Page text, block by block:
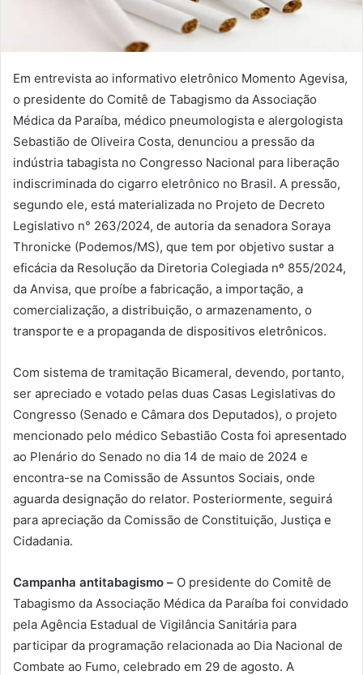
-
m
a
Em entrevista ao informativo eletrônico Momento Agevisa,
o presidente do Comitê de Tabagismo da Associação
Médica da Paraíba, médico pneumologista e alergologista
Sebastião de Oliveira Costa, denunciou a pressão da
indústria tabagista no Congresso Nacional para liberação
indiscriminada do cigarro eletrônico no Brasil. A pressão,
segundo ele, está materializada no Projeto de Decreto
Legislativo n° 263/2024, de autoria da senadora Soraya
Thronicke (Podemos/MS), que tem por objetivo sustar a
eficácia da Resolução da Diretoria Colegiada nº 855/2024,
da Anvisa, que proíbe a fabricação, a importação, a
comercialização, a distribuição, o armazenamento, o
transporte e a propaganda de dispositivos eletrônicos.
Com sistema de tramitação Bicameral, devendo, portanto,
ser apreciado e votado pelas duas Casas Legislativas do
Congresso (Senado e Câmara dos Deputados), o projeto
mencionado pelo médico Sebastião Costa foi apresentado
ao Plenário do Senado no dia 14 de maio de 2024 e
encontra-se na Comissão de Assuntos Sociais, onde
aguarda designação do relator. Posteriormente, seguirá
para apreciação da Comissão de Constituição, Justiça e
Cidadania.
Campanha antitabagismo – O presidente do Comitê de
Tabagismo da Associação Médica da Paraíba foi convidado
pela Agência Estadual de Vigilância Sanitária para
participar da programação relacionada ao Dia Nacional de
Combate ao Fumo, celebrado em 29 de agosto. A